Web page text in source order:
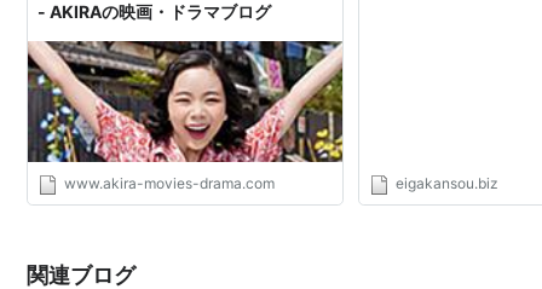
- AKIRAの映画・ドラマブログ
www.akira-movies-drama.com eigakansou.biz
関連ブログ